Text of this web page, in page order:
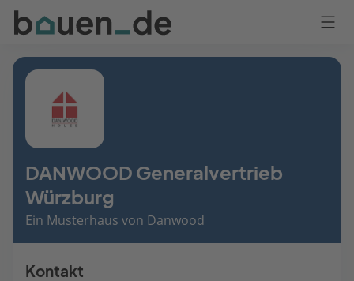
Bauen
Logo
Anmelden
DANWOOD Generalvertrieb
Würzburg
Ein Musterhaus von Danwood
Kontakt